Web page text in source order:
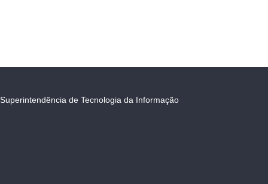
Superintendência de Tecnologia da Informação